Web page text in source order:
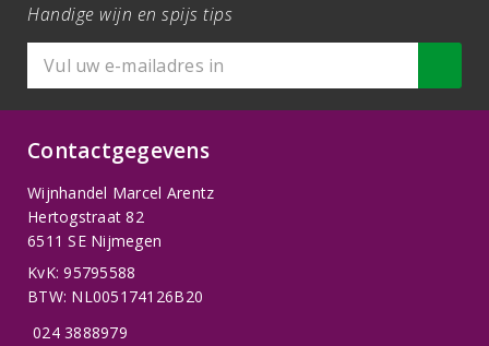
Handige wijn en spijs tips
Contactgegevens
Wijnhandel Marcel Arentz
Hertogstraat 82
6511 SE Nijmegen
KvK: 95795588
BTW: NL005174126B20
024 3888979